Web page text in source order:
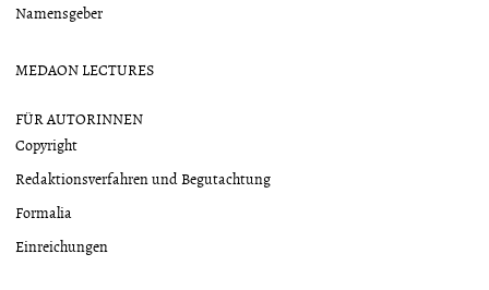
Namensgeber
MEDAON LECTURES
FÜR AUTORINNEN
Copyright
Redaktionsverfahren und Begutachtung
Formalia
Einreichungen